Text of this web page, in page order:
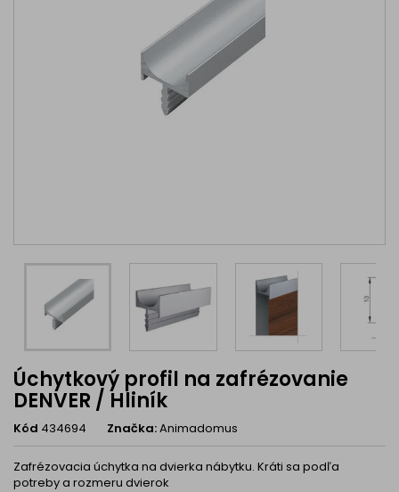
Úchytkový profil na zafrézovanie
DENVER / Hliník
Kód 434694 Značka:Animadomus
Zafrézovacia úchytka na dvierka nábytku. Kráti sa podľa
potreby a rozmeru dvierok